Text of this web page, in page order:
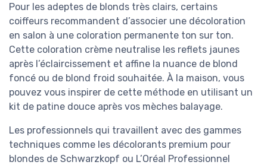
Pour les adeptes de blonds très clairs, certains
coiffeurs recommandent d’associer une décoloration
en salon à une coloration permanente ton sur ton.
Cette coloration crème neutralise les reflets jaunes
après l’éclaircissement et affine la nuance de blond
foncé ou de blond froid souhaitée. À la maison, vous
pouvez vous inspirer de cette méthode en utilisant un
kit de patine douce après vos mèches balayage.
Les professionnels qui travaillent avec des gammes
techniques comme les décolorants premium pour
blondes de Schwarzkopf ou L’Oréal Professionnel